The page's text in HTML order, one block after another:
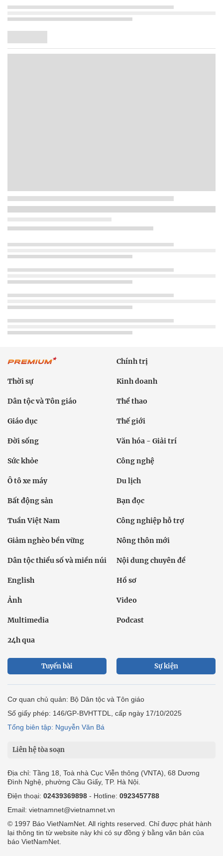
Chính trị
Thời sự Kinh doanh
Dân tộc và Tôn giáo Thể thao
Giáo dục Thế giới
Đời sống Văn hóa - Giải trí
Sức khỏe Công nghệ
Ô tô xe máy Du lịch
Bất động sản Bạn đọc
Tuần Việt Nam Công nghiệp hỗ trợ
Giảm nghèo bền vững Nông thôn mới
Dân tộc thiểu số và miền núi Nội dung chuyên đề
English Hồ sơ
Ảnh Video
Multimedia Podcast
24h qua
Tuyến bài Sự kiện
Cơ quan chủ quản: Bộ Dân tộc và Tôn giáo
Số giấy phép: 146/GP-BVHTTDL, cấp ngày 17/10/2025
Tổng biên tập: Nguyễn Văn Bá
Liên hệ tòa soạn
Địa chỉ: Tầng 18, Toà nhà Cục Viễn thông (VNTA), 68 Dương
Đình Nghệ, phường Cầu Giấy, TP. Hà Nội.
Điện thoại: 02439369898 - Hotline: 0923457788
Email: vietnamnet@vietnamnet.vn
© 1997 Báo VietNamNet. All rights reserved. Chỉ được phát hành
lại thông tin từ website này khi có sự đồng ý bằng văn bản của
báo VietNamNet.